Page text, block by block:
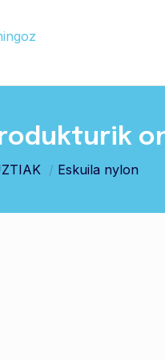
/ Eskuila nylon